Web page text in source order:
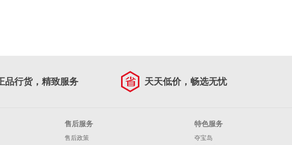
品行货，精致服务 天天低价，畅选无忧
售后服务
售后政策
特色服务
夺宝岛